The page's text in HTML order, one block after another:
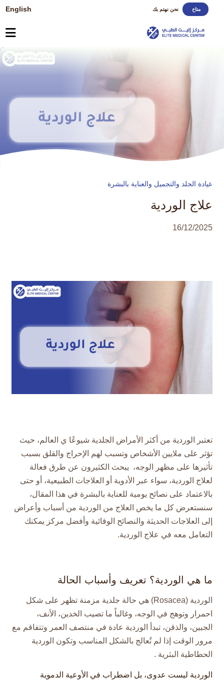
متاح نحن نهتم بك English
عيادة الجلد والتجميل والعناية بالبشرة
علاج الوردية
16/12/2025
تعتبر الوردية من أكثر الأمراض الجلدية شيوعًا ي العالم، حيث
تؤثر على ملايين الأشخاص وتسبب لهم الإحراج والقلق بسبب
تأثيرها على مظهر الوجه، يبحث الكثيرون عن طرق فعالة
لعلاج الوردية، سواء عبر الأدوية أو العلاجات الطبيعية، أو حتى
بالاعتماد على نصائح يومية للعناية بالبشرة في هذا المقال،
سنستعرض كل ما يخص العلاج من الوردية من أسباب وأعراض
إلى العلاجات الحديثة والنصائح الوقائية وأفضل مركز يمكنك
التعامل معه في علاج الوردية.
ما هي الوردية؟ تعريف وأسباب الحالة
الوردية (Rosacea) هي حالة جلدية مزمنة تظهر على شكل
احمرار وتوهج في الوجه، وغالباً ما تصيب الخدين، الأنف،
الجبين، والذقن، تبدأ الوردية عادة في منتصف العمر وتتفاقم مع
مرور الوقت إذا لم تُعالج بالشكل المناسب وتكون الوردية
الحطاطية البثرية .​
الوردية ليست عدوى، بل اضطراب في الأوعية الدموية